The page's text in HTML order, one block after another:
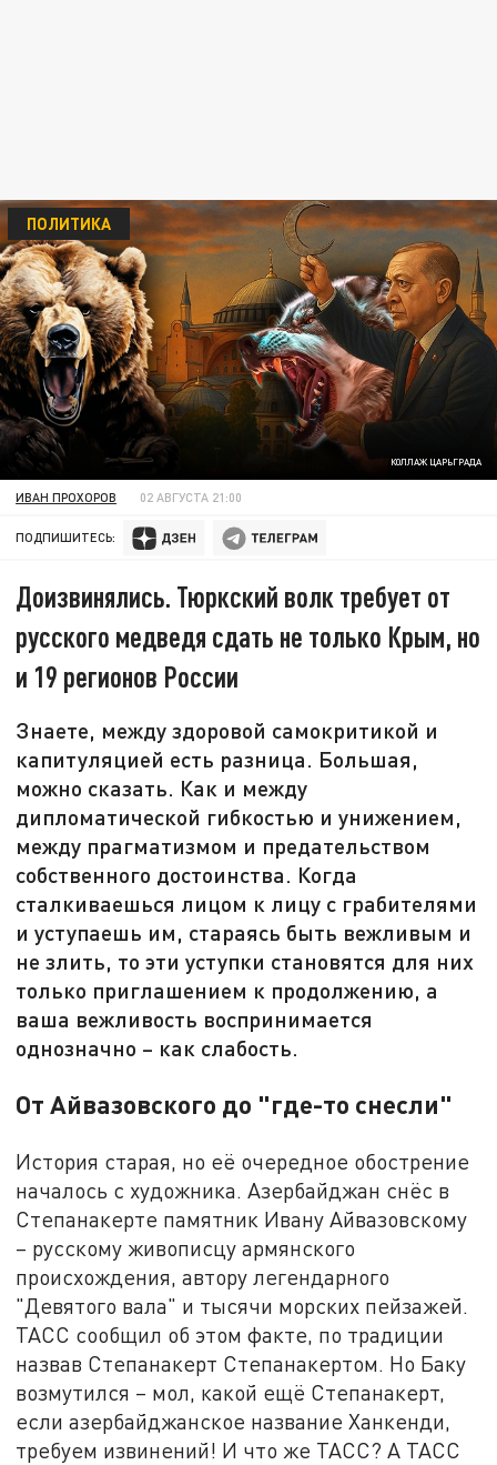
КОЛЛАЖ ЦАРЬГРАДА
ПОЛИТИКА
ИВАН ПРОХОРОВ 02 АВГУСТА 21:00
ПОДПИШИТЕСЬ:
Доизвинялись. Тюркский волк требует от
русского медведя сдать не только Крым, но
и 19 регионов России
Знаете, между здоровой самокритикой и
капитуляцией есть разница. Большая,
можно сказать. Как и между
дипломатической гибкостью и унижением,
между прагматизмом и предательством
собственного достоинства. Когда
сталкиваешься лицом к лицу с грабителями
и уступаешь им, стараясь быть вежливым и
не злить, то эти уступки становятся для них
только приглашением к продолжению, а
ваша вежливость воспринимается
однозначно – как слабость.
От Айвазовского до "где-то снесли"
История старая, но её очередное обострение
началось с художника. Азербайджан снёс в
Степанакерте памятник Ивану Айвазовскому
– русскому живописцу армянского
происхождения, автору легендарного
"Девятого вала" и тысячи морских пейзажей.
ТАСС сообщил об этом факте, по традиции
назвав Степанакерт Степанакертом. Но Баку
возмутился – мол, какой ещё Степанакерт,
если азербайджанское название Ханкенди,
требуем извинений! И что же ТАСС? А ТАСС